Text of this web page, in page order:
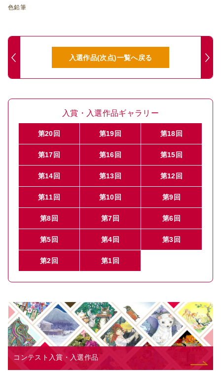
色鉛筆
入選作品(次点)一覧へ戻る
入賞・入選作品ギャラリー
第20回 第19回 第18回
第17回 第16回 第15回
第14回 第13回 第12回
第11回 第10回 第9回
第8回 第7回 第6回
第5回 第4回 第3回
第2回 第1回
コンテスト入賞・入選作品